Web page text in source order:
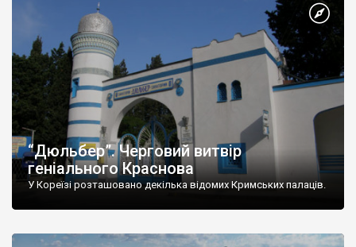
“Дюльбер”. Черговий витвір
геніального Краснова
У Кореїзі розташовано декілька відомих Кримських палаців.